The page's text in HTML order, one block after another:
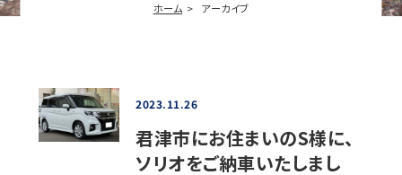
ホーム アーカイブ
2023.11.26
君津市にお住まいのS様に、
ソリオをご納車いたしまし